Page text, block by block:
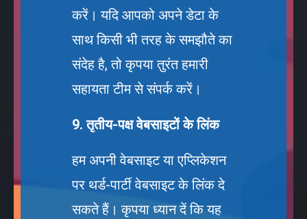
करें। यदि आपको अपने डेटा के
साथ किसी भी तरह के समझौते का
संदेह है, तो कृपया तुरंत हमारी
सहायता टीम से संपर्क करें।
9. तृतीय-पक्ष वेबसाइटों के लिंक
हम अपनी वेबसाइट या एप्लिकेशन
पर थर्ड-पार्टी वेबसाइट के लिंक दे
सकते हैं। कृपया ध्यान दें कि यह